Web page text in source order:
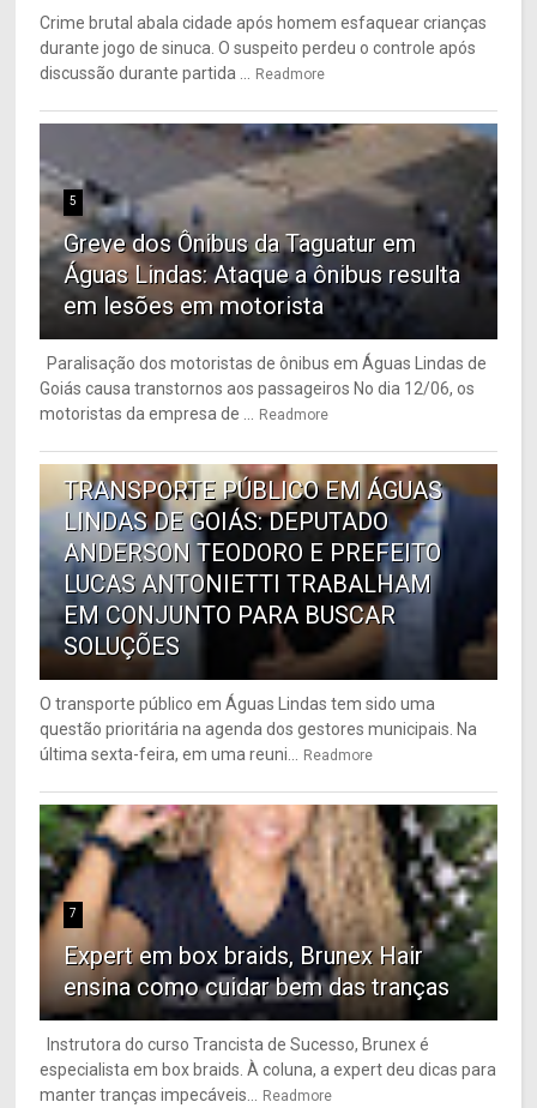
Crime brutal abala cidade após homem esfaquear crianças
durante jogo de sinuca. O suspeito perdeu o controle após
discussão durante partida ...
Readmore
5
Greve dos Ônibus da Taguatur em
Águas Lindas: Ataque a ônibus resulta
em lesões em motorista
Paralisação dos motoristas de ônibus em Águas Lindas de
Goiás causa transtornos aos passageiros No dia 12/06, os
motoristas da empresa de ...
Readmore
TRANSPORTE PÚBLICO EM ÁGUAS
LINDAS DE GOIÁS: DEPUTADO
ANDERSON TEODORO E PREFEITO
LUCAS ANTONIETTI TRABALHAM
EM CONJUNTO PARA BUSCAR
SOLUÇÕES
O transporte público em Águas Lindas tem sido uma
questão prioritária na agenda dos gestores municipais. Na
última sexta-feira, em uma reuni...
Readmore
7
Expert em box braids, Brunex Hair
ensina como cuidar bem das tranças
Instrutora do curso Trancista de Sucesso, Brunex é
especialista em box braids. À coluna, a expert deu dicas para
manter tranças impecáveis...
Readmore